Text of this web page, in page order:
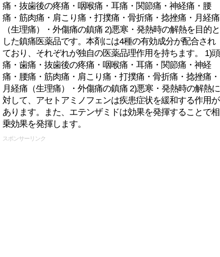
痛・抜歯後の疼痛・咽喉痛・耳痛・関節痛・神経痛・腰
痛・筋肉痛・肩こり痛・打撲痛・骨折痛・捻挫痛・月経痛
（生理痛）・外傷痛の鎮痛 2)悪寒・発熱時の解熱を目的と
した鎮痛医薬品です。本剤には4種の有効成分が配合され
ており、それぞれが独自の医薬品理作用を持ちます。 1)頭
痛・歯痛・抜歯後の疼痛・咽喉痛・耳痛・関節痛・神経
痛・腰痛・筋肉痛・肩こり痛・打撲痛・骨折痛・捻挫痛・
月経痛（生理痛）・外傷痛の鎮痛 2)悪寒・発熱時の解熱に
対して、アセトアミノフェンは疾患症状を緩和する作用が
あります。また、エテンザミドは効果を発揮することで相
乗効果を発揮します。
スポンサーリンク